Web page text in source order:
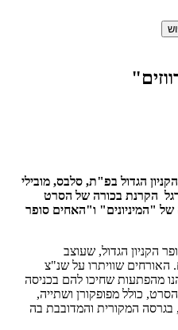
הגדול בפ"ת, סלבס, מובילי
הקרנת בכורה של הסרט
של "המיניונים" ו"האחים סופר
הקניון הגדול, שעוצב
שוויתרו על שנ"צ
מהפתעות שחיכו להם בכניסה
כולל מפופקורן ושתייה,
המקורית והמדובבת בה